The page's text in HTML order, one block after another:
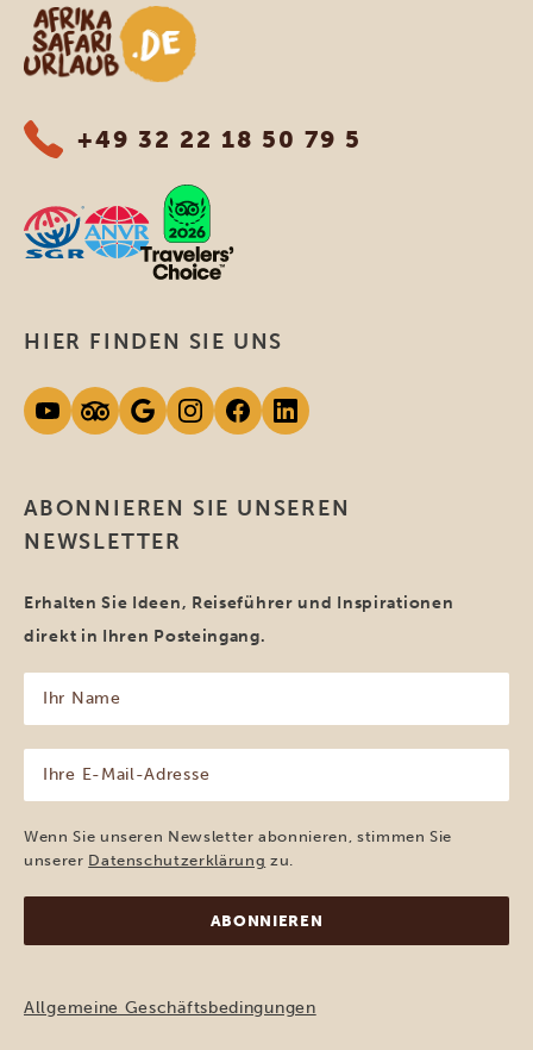
Afrika Safari Urlaub
+49 32 22 18 50 79 5
ABONNIEREN SIE UNSEREN
NEWSLETTER
Erhalten Sie Ideen, Reiseführer und Inspirationen
direkt in Ihren Posteingang.
Name
(erforderlich)
Mail-
Adresse
(erforderlich)
Wenn Sie unseren Newsletter abonnieren, stimmen Sie
unserer Datenschutzerklärung zu.
HIER FINDEN SIE UNS
Allgemeine Geschäftsbedingungen